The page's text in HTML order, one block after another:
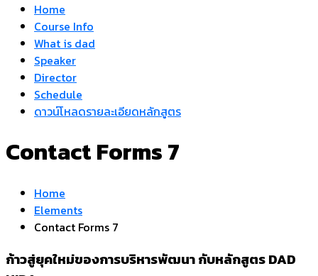
Home
Course Info
What is dad
Speaker
Director
Schedule
ดาวน์โหลดรายละเอียดหลักสูตร
Contact Forms 7
Home
Elements
Contact Forms 7
ก้าวสู่ยุคใหม่ของการบริหารพัฒนา กับหลักสูตร DAD